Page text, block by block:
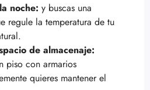
noche: y buscas una
regule la temperatura de tu
de almacenaje:
piso con armarios
quieres mantener el